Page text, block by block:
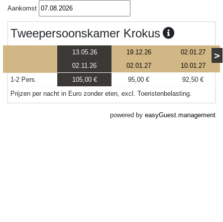
Aankomst
Tweepersoonskamer Krokus
>
13.05.26
02.11.26
19.12.26
02.01.27
02.01.27
10.01.27
1-2 Pers.
105,00 € 95,00 €
92,50 €
Prijzen per nacht in Euro zonder eten, excl. Toeristenbelasting.
powered by easyGuest.management